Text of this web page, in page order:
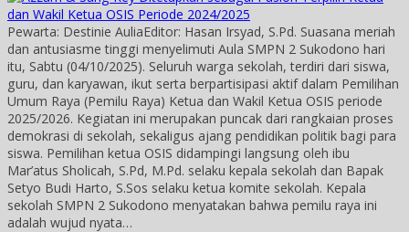
Pewarta: Destinie AuliaEditor: Hasan Irsyad, S.Pd. Suasana meriah
dan antusiasme tinggi menyelimuti Aula SMPN 2 Sukodono hari
itu, Sabtu (04/10/2025). Seluruh warga sekolah, terdiri dari siswa,
guru, dan karyawan, ikut serta berpartisipasi aktif dalam Pemilihan
Umum Raya (Pemilu Raya) Ketua dan Wakil Ketua OSIS periode
2025/2026. Kegiatan ini merupakan puncak dari rangkaian proses
demokrasi di sekolah, sekaligus ajang pendidikan politik bagi para
siswa. Pemilihan ketua OSIS didampingi langsung oleh ibu
Mar’atus Sholicah, S.Pd, M.Pd. selaku kepala sekolah dan Bapak
Setyo Budi Harto, S.Sos selaku ketua komite sekolah. Kepala
sekolah SMPN 2 Sukodono menyatakan bahwa pemilu raya ini
adalah wujud nyata…